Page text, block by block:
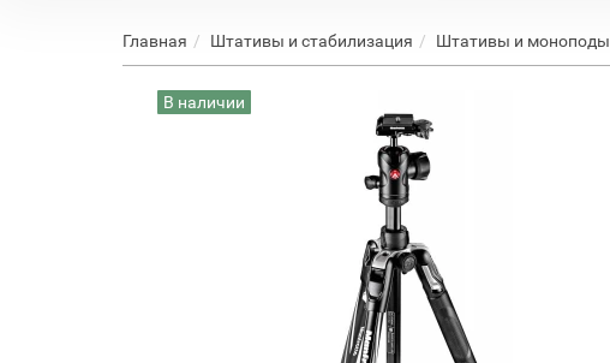
Главная Штативы и стабилизация Штативы и моноподы
В наличии